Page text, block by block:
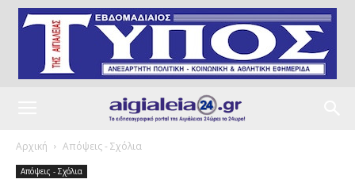
Αρχική Απόψεις - Σχόλια
Απόψεις - Σχόλια